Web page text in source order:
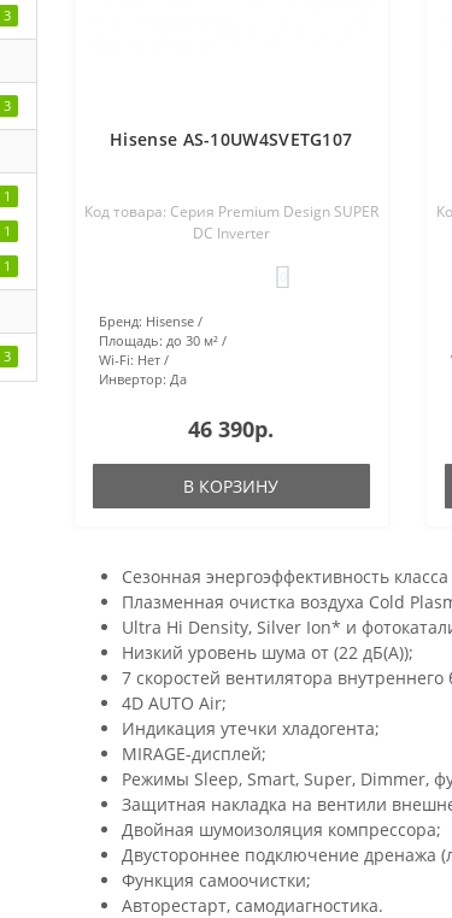
3
3
1
1
1
3
Hisense AS-10UW4SVETG107
Код товара: Серия Premium Design SUPER
DC Inverter
Бренд: Hisense
Площадь: до 30 м²
Wi-Fi: Нет
Инвертор: Да
46 390р.
В КОРЗИНУ
Сезонная энергоэффективность
Плазменная очистка воздуха Cold
Ultra Hi Density, Silver Ion* и
Низкий уровень шума от (22 дБ(А));
7 скоростей вентилятора внутреннего
4D AUTO Air;
Индикация утечки хладогента;
MIRAGE-дисплей;
Режимы Sleep, Smart, Super, Dimmer,
Защитная накладка на вентили
Двойная шумоизоляция компрессора;
Двустороннее подключение дренажа
Функция самоочистки;
Авторестарт, самодиагностика.